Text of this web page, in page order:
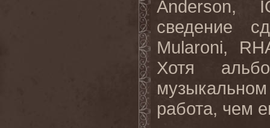
Anderson,
сведение
Mularoni,
Хотя
работа, чем